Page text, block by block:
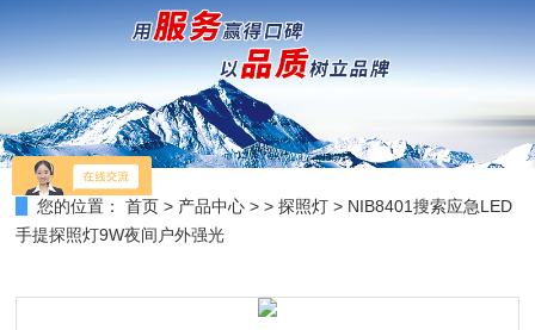
您的位置： 首页 > 产品中心 > >探照灯 > NIB8401搜索应急LED
手提探照灯9W夜间户外强光